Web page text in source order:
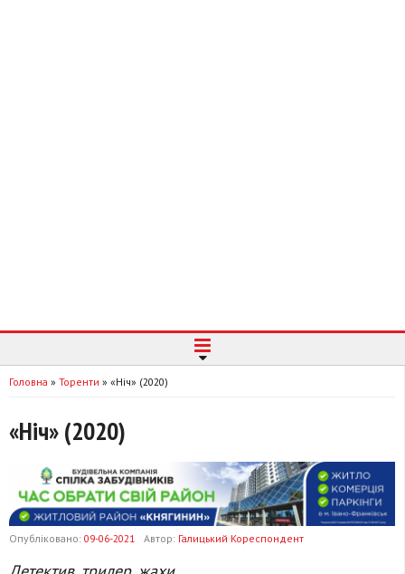
Головна » Торенти » «Ніч» (2020)
«Ніч» (2020)
Опубліковано: 09-06-2021 Автор: Галицький Кореспондент